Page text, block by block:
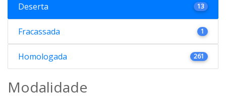
Deserta 13
Fracassada 1
Homologada 261
Modalidade